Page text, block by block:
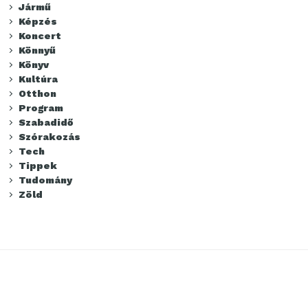
Jármű
Képzés
Koncert
Könnyű
Könyv
Kultúra
Otthon
Program
Szabadidő
Szórakozás
Tech
Tippek
Tudomány
Zöld